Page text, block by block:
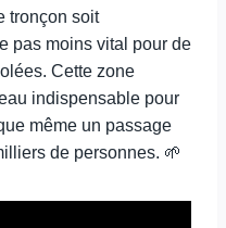
tronçon soit
pas moins vital pour de
Cette zone
indispensable pour
même un passage
de personnes. 🌱